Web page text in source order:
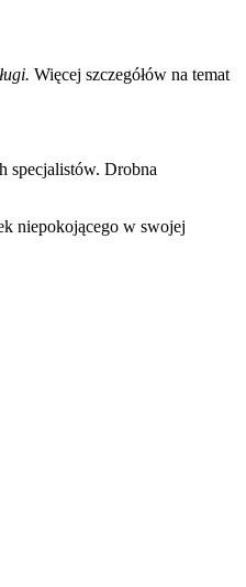
Więcej szczegółów na temat
specjalistów. Drobna
niepokojącego w swojej